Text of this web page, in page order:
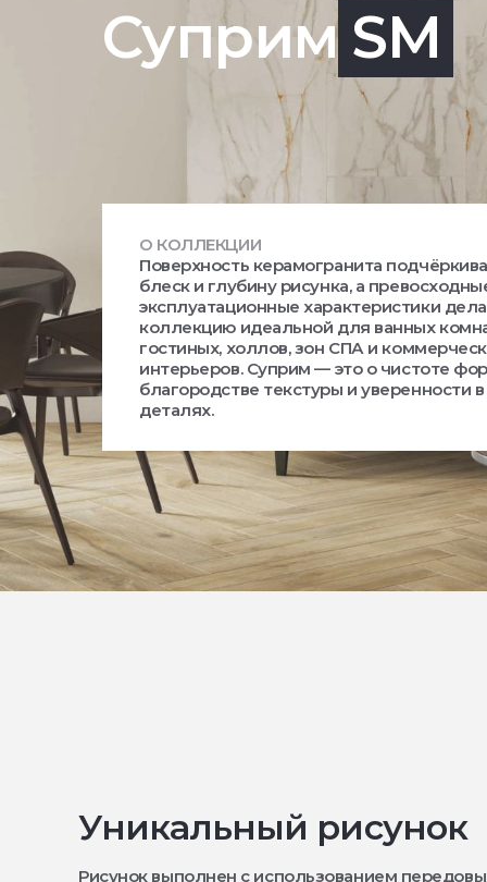
Суприм SM
О КОЛЛЕКЦИИ
Поверхность керамогранита
блеск и глубину рисунка, а
эксплуатационные характеристики
коллекцию идеальной для ванных
гостиных, холлов, зон СПА и
интерьеров. Суприм — это о чистоте
благородстве текстуры и уверенности в
деталях.
Уникальный рисунок
Рисунок выполнен с использованием